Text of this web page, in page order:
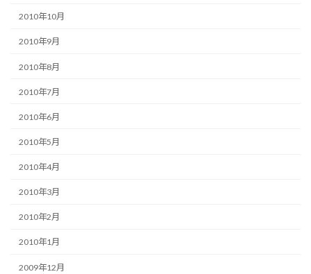
2010年10月
2010年9月
2010年8月
2010年7月
2010年6月
2010年5月
2010年4月
2010年3月
2010年2月
2010年1月
2009年12月